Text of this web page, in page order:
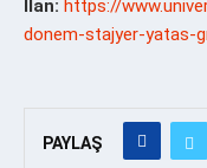
İlan: https://
donem-stajyer-yatas-
PAYLAŞ